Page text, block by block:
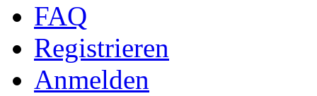
FAQ
Registrieren
Anmelden